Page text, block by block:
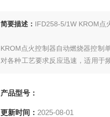
简要描述： IFD258-5/1W KROM点
KROM点火控制器自动燃烧器控制
对各种工艺要求反应迅速，适用于
产品型号：
更新时间： 2025-08-01